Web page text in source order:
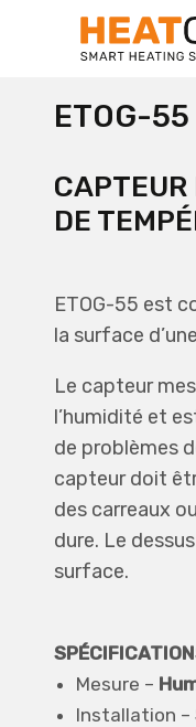
ETOG-55
CAPTEUR
DE
ETOG-55 est
la surface
Le capteur
l’humidité et
de problèmes
capteur doit
des carreaux
dure. Le
surface.
Mesure –
Installation –